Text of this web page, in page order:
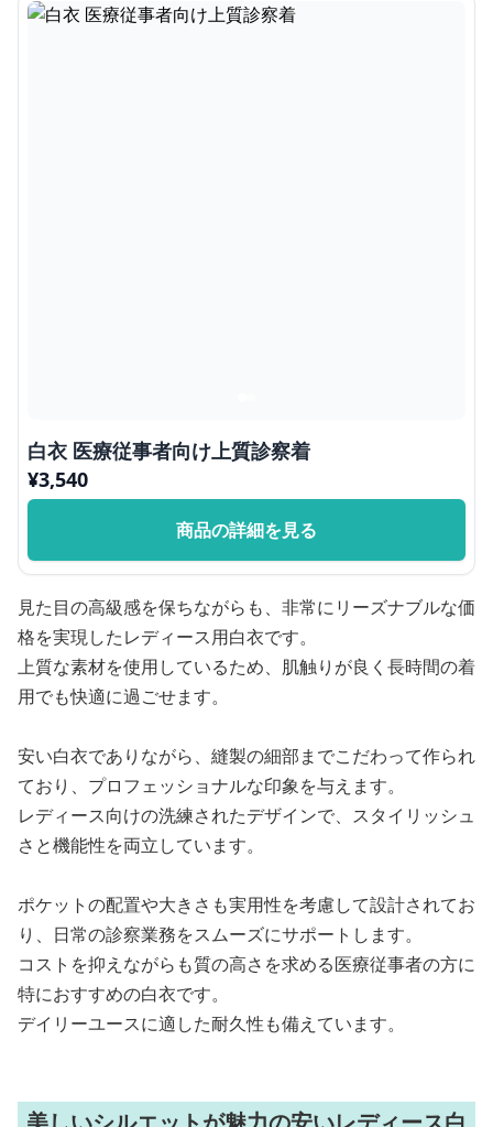
白衣 医療従事者向け上質診察着
¥3,540
商品の詳細を見る
見た目の高級感を保ちながらも、非常にリーズナブルな価
格を実現したレディース用白衣です。
上質な素材を使用しているため、肌触りが良く長時間の着
用でも快適に過ごせます。
安い白衣でありながら、縫製の細部までこだわって作られ
ており、プロフェッショナルな印象を与えます。
レディース向けの洗練されたデザインで、スタイリッシュ
さと機能性を両立しています。
ポケットの配置や大きさも実用性を考慮して設計されてお
り、日常の診察業務をスムーズにサポートします。
コストを抑えながらも質の高さを求める医療従事者の方に
特におすすめの白衣です。
デイリーユースに適した耐久性も備えています。